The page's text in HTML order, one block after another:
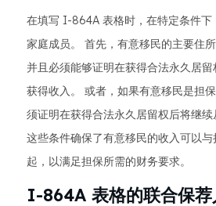
在填写 I-864A 表格时，在特定条件下
家庭成员。 首先，有意移民的主要住
并且必须能够证明在获得合法永久居
获得收入。 或者，如果有意移民是担
须证明在获得合法永久居留权后将继续
这些条件确保了有意移民的收入可以
起，以满足担保所需的财务要求。
I-864A 表格的联合保荐